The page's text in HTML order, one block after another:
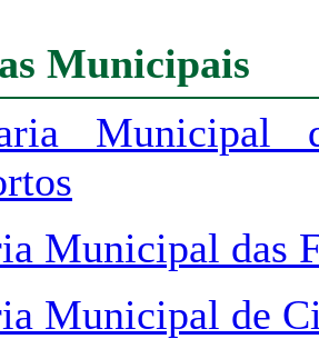
Municipais
Municipal das
Municipal de